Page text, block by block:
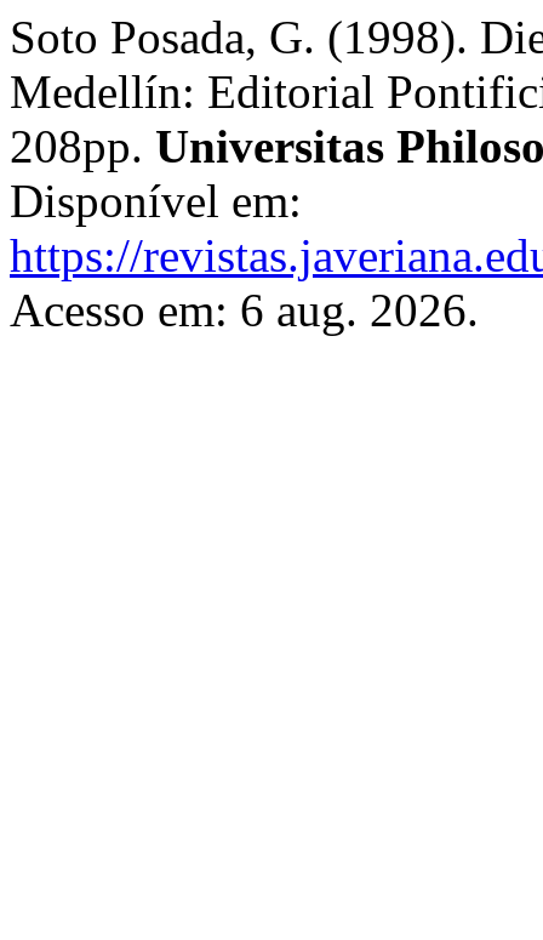
Soto Posada, G. (1998).
Medellín: Editorial
208pp. Universitas
Disponível em:
https://
Acesso em: 6 aug. 2026.